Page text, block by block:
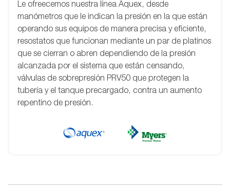
Le ofreecemos nuestra línea Aquex, desde
manómetros que le indican la presión en la que están
operando sus equipos de manera precisa y eficiente,
resostatos que funcionan mediante un par de platinos
que se cierran o abren dependiendo de la presión
alcanzada por el sistema que están censando,
válvulas de sobrepresión PRV50 que protegen la
tubería y el tanque precargado, contra un aumento
repentino de presión.